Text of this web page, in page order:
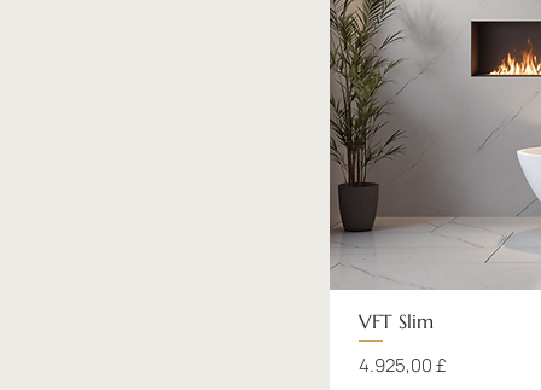
VFT Slim
Preis
4.925,00 £